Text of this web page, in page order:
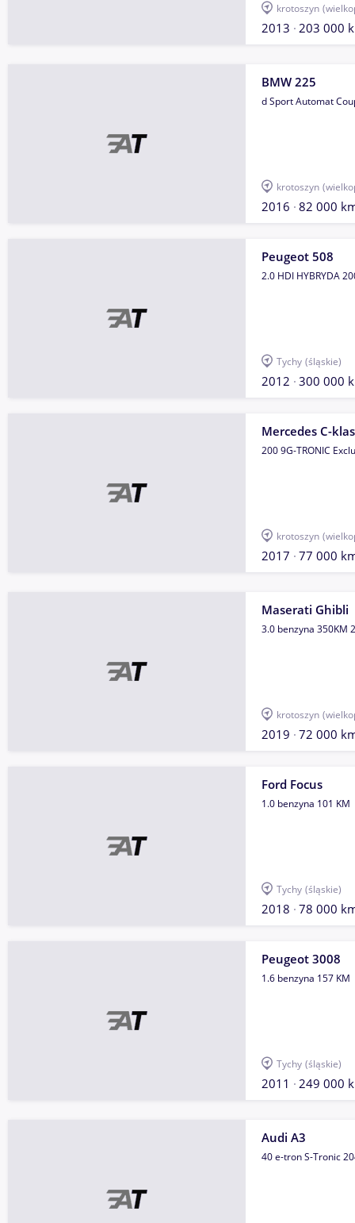
krotoszyn
2013 203 000
BMW 225
d Sport Automat
krotoszyn
2016 82 000
Peugeot 508
2.0 HDI HYBRYDA
Tychy (śląskie)
2012 300 000
Mercedes C-
200 9G-TRONIC
krotoszyn
2017 77 000
Maserati Ghibli
3.0 benzyna 350KM
krotoszyn
2019 72 000
Ford Focus
1.0 benzyna 101 KM
Tychy (śląskie)
2018 78 000
Peugeot 3008
1.6 benzyna 157 KM
Tychy (śląskie)
2011 249 000
Audi A3
40 e-tron S-Tronic